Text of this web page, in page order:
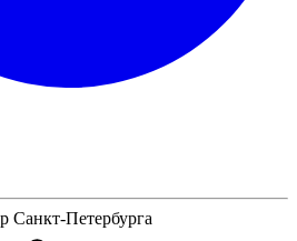
Санкт-Петербурга